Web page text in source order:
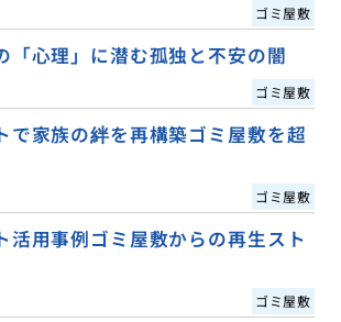
ゴミ屋敷
「心理」に潜む孤独と不安の闇
ゴミ屋敷
で家族の絆を再構築ゴミ屋敷を超
ゴミ屋敷
活用事例ゴミ屋敷からの再生スト
ゴミ屋敷